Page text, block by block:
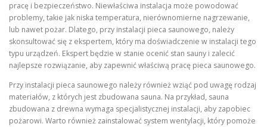
pracę i bezpieczeństwo. Niewłaściwa instalacja może powodować
problemy, takie jak niska temperatura, nierównomierne nagrzewanie,
lub nawet pożar. Dlatego, przy instalacji pieca saunowego, należy
skonsultować się z ekspertem, który ma doświadczenie w instalacji tego
typu urządzeń. Ekspert będzie w stanie ocenić stan sauny i zalecić
najlepsze rozwiązanie, aby zapewnić właściwą pracę pieca saunowego.
Przy instalacji pieca saunowego należy również wziąć pod uwagę rodzaj
materiałów, z których jest zbudowana sauna. Na przykład, sauna
zbudowana z drewna wymaga specjalistycznej instalacji, aby zapobiec
pożarowi. Warto również zainstalować system wentylacji, który pomoże